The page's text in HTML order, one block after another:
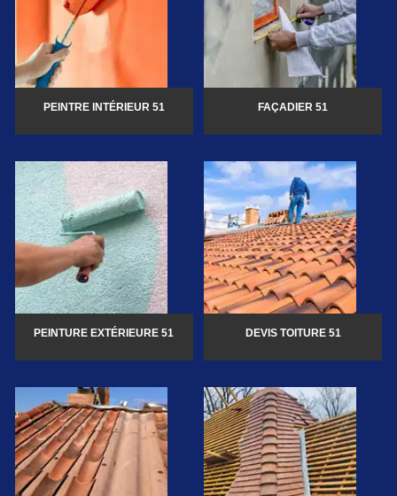
PEINTRE INTÉRIEUR 51 FAÇADIER 51
PEINTURE EXTÉRIEURE 51 DEVIS TOITURE 51